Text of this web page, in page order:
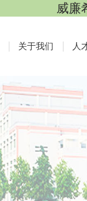
威廉
关于我们 人